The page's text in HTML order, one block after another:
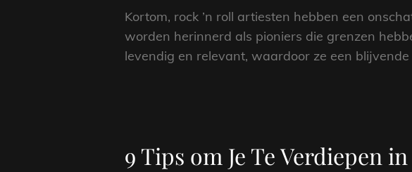
Kortom, rock ’n roll artiesten hebben een
worden herinnerd als pioniers die grenzen
levendig en relevant, waardoor ze een
9 Tips om Je Te Verdiepen